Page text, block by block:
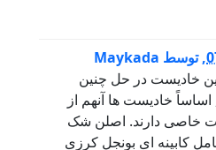
,توسط Maykada
خادیست در حل چنین
خادیست ها آنهم از
خاصی دارند. اصلن شک
کابینه ای بونجل کرزی